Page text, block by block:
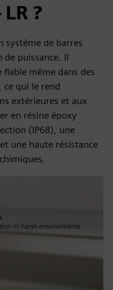
?
système de barres
puissance. Il
même dans des
ce qui le rend
extérieures et aux
en résine époxy
(IP68), une
une haute résistance